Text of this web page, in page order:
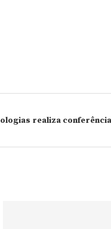
realiza conferência